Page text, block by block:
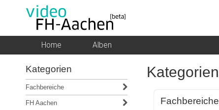
Home Alben
Kategorien
Fachbereiche
FH Aachen
Kategorien
Fachbereiche